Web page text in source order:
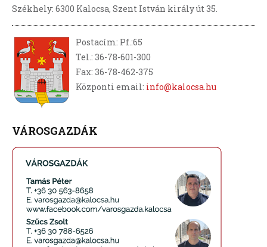
Székhely: 6300 Kalocsa, Szent István király út 35.
Postacím: Pf.:65
Tel.: 36-78-601-300
Fax: 36-78-462-375
Központi email: info@kalocsa.hu
VÁROSGAZDÁK